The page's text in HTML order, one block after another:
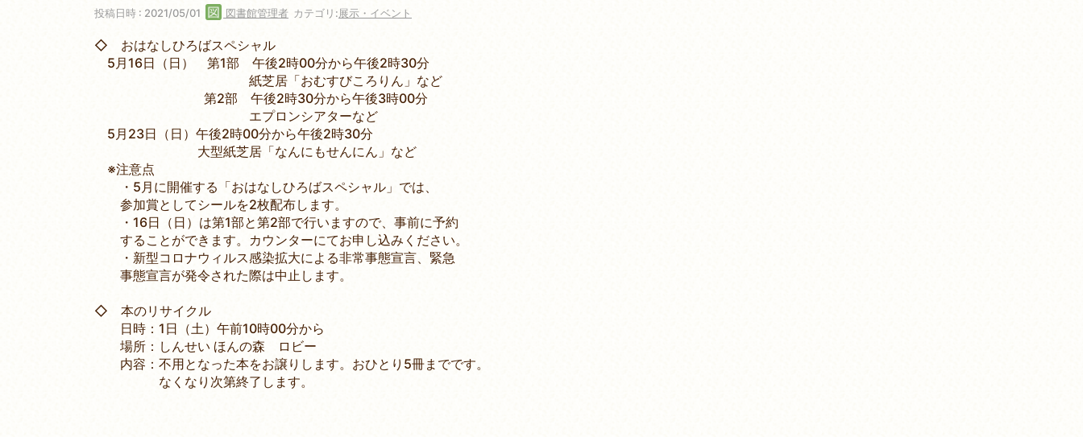
投稿日時 : 2021/05/01 図書館管理者 カテゴリ:展示・イベント
◇ おはなしひろばスペシャル
5月16日（日） 第1部 午後2時00分から午後2時30分
紙芝居「おむすびころりん」など
第2部 午後2時30分から午後3時00分
エプロンシアターなど
5月23日（日）午後2時00分から午後2時30分
大型紙芝居「なんにもせんにん」など
※注意点
・5月に開催する「おはなしひろばスペシャル」では、
参加賞としてシールを2枚配布します。
・16日（日）は第1部と第2部で行いますので、事前に予約
することができます。カウンターにてお申し込みください。
・新型コロナウィルス感染拡大による非常事態宣言、緊急
事態宣言が発令された際は中止します。
◇ 本のリサイクル
日時：1日（土）午前10時00分から
場所：しんせい ほんの森 ロビー
内容：不用となった本をお譲りします。おひとり5冊までです。
なくなり次第終了します。